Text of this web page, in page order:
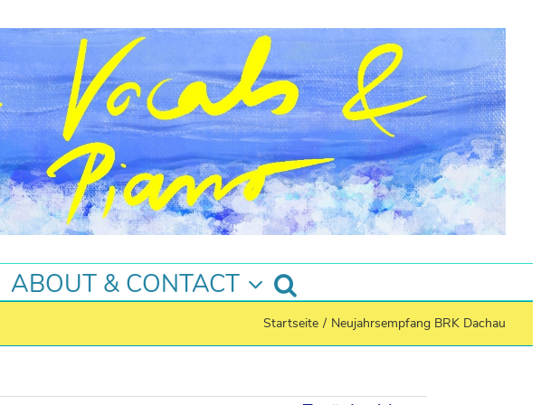
ABOUT & CONTACT
Startseite / Neujahrsempfang BRK Dachau